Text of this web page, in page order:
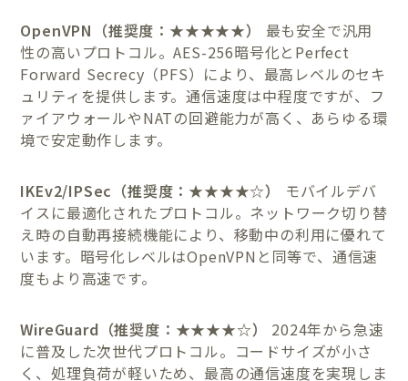
OpenVPN（推奨度：★★★★★）
最も安全で汎用
性の高いプロトコル。AES-256暗号化とPerfect
Forward Secrecy（PFS）により、最高レベルのセキ
ュリティを提供します。通信速度は中程度ですが、フ
ァイアウォールやNATの回避能力が高く、あらゆる環
境で安定動作します。
IKEv2/IPSec（推奨度：★★★★☆）
モバイルデバ
イスに最適化されたプロトコル。ネットワーク切り替
え時の自動再接続機能により、移動中の利用に優れて
います。暗号化レベルはOpenVPNと同等で、通信速
度もより高速です。
WireGuard（推奨度：★★★★☆）
2024年から急速
に普及した次世代プロトコル。コードサイズが小さ
く、処理負荷が軽いため、最高の通信速度を実現しま